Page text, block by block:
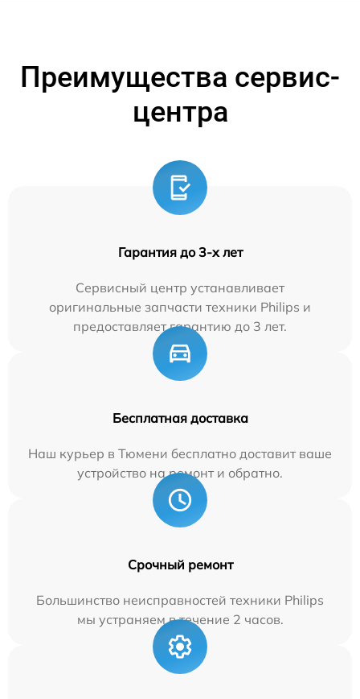
Преимущества сервис-
центра
Гарантия до 3-х лет
Сервисный центр устанавливает
оригинальные запчасти техники Philips и
предоставляет гарантию до 3 лет.
Бесплатная доставка
Наш курьер в Тюмени бесплатно доставит ваше
устройство на ремонт и обратно.
Срочный ремонт
Большинство неисправностей техники Philips
мы устраняем в течение 2 часов.